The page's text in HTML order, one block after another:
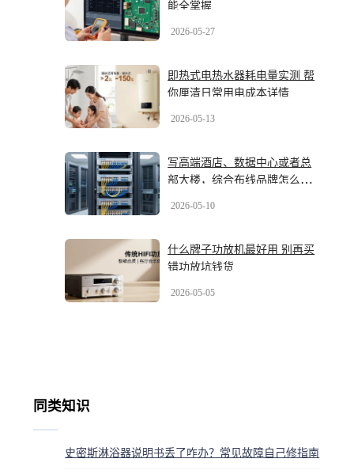
能全掌握
2026-05-27
即热式电热水器耗电量实测 帮
你厘清日常用电成本详情
2026-05-13
写高端酒店、数据中心或者总
部大楼，综合布线品牌怎么
2026-05-10
什么牌子功放机最好用 别再买
错功放坑钱货
2026-05-05
同类知识
史密斯淋浴器说明书丢了咋办？常见故障自己修指南